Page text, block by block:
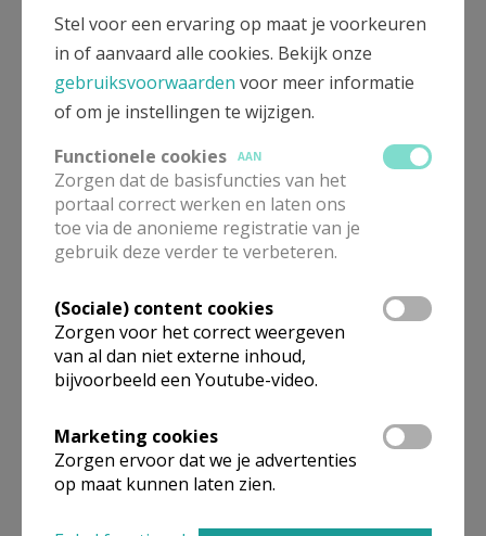
Verbergen
St.-Christoffel Oosterzele
Scheldewindeke
In deze kerk vinden geen weekendvieringen plaats. Bekijk
kerken in de buurt.
ALLE DETAILS TONEN
Verbergen
St.-Gengulphus Oosterzele
Bekijk de details voor de weekendvieringen die doorgaan
in deze kerk, het adres van de kerk, alsook een lijst met
ALLE DETAILS TONEN
Stel voor een ervaring op maat je voorkeuren
in of aanvaard alle cookies. Bekijk onze
gebruiksvoorwaarden voor meer informatie
of om je instellingen te wijzigen.
Functionele cookies
AAN
Zorgen dat de basisfuncties van het
portaal correct werken en laten ons
toe via de anonieme registratie van je
gebruik deze verder te verbeteren.
(Sociale) content cookies
Zorgen voor het correct weergeven
van al dan niet externe inhoud,
bijvoorbeeld een Youtube-video.
Marketing cookies
Zorgen ervoor dat we je advertenties
op maat kunnen laten zien.